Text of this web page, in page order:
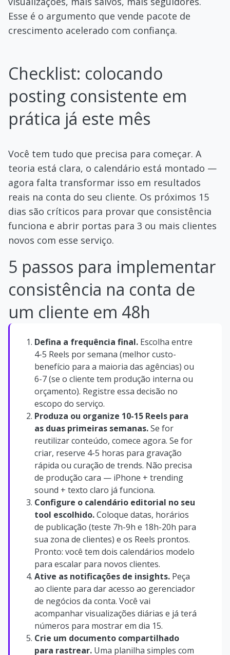
Esse é o argumento que vende pacote de
crescimento acelerado com confiança.
Checklist: colocando
posting consistente em
prática já este mês
Você tem tudo que precisa para começar. A
teoria está clara, o calendário está montado —
agora falta transformar isso em resultados
reais na conta do seu cliente. Os próximos 15
dias são críticos para provar que consistência
funciona e abrir portas para 3 ou mais clientes
novos com esse serviço.
5 passos para implementar
consistência na conta de
um cliente em 48h
Defina a frequência final. Escolha entre
4-5 Reels por semana (melhor custo-
benefício para a maioria das agências) ou
6-7 (se o cliente tem produção interna ou
orçamento). Registre essa decisão no
escopo do serviço.
Produza ou organize 10-15 Reels para
as duas primeiras semanas.Se for
reutilizar conteúdo, comece agora. Se for
criar, reserve 4-5 horas para gravação
rápida ou curação de trends. Não precisa
de produção cara — iPhone + trending
sound + texto claro já funciona.
Configure o calendário editorial no seu
tool escolhido.Coloque datas, horários
de publicação (teste 7h-9h e 18h-20h para
sua zona de clientes) e os Reels prontos.
Pronto: você tem dois calendários modelo
para escalar para novos clientes.
Ative as notificações de insights. Peça
ao cliente para dar acesso ao gerenciador
de negócios da conta. Você vai
acompanhar visualizações diárias e já terá
números para mostrar em dia 15.
Crie um documento compartilhado
para rastrear. Uma planilha simples com